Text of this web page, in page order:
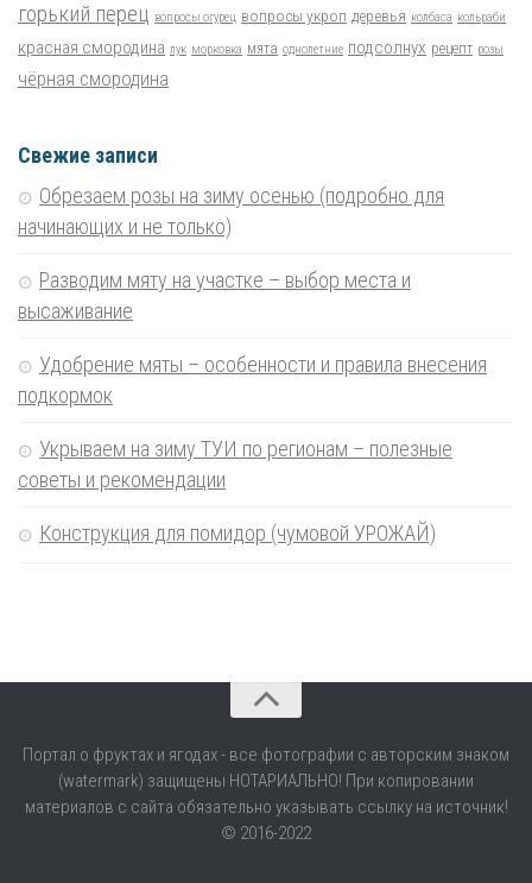
горький перец вопросы огурец вопросы укроп деревья колбаса кольраби
красная смородина лук морковка мята однолетние подсолнух рецепт розы
чёрная смородина
Свежие записи
Обрезаем розы на зиму осенью (подробно для
начинающих и не только)
Разводим мяту на участке – выбор места и
высаживание
Удобрение мяты – особенности и правила внесения
подкормок
Укрываем на зиму ТУИ по регионам – полезные
советы и рекомендации
Конструкция для помидор (чумовой УРОЖАЙ)
Портал о фруктах и ягодах - все фотографии с авторским знаком
(watermark) защищены НОТАРИАЛЬНО! При копировании
материалов с сайта обязательно указывать ссылку на источник!
© 2016-2022